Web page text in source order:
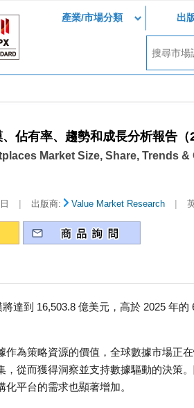
產業/市場分類 出
佔有率、趨勢和成長分析報告（
Market Size, Share, Trends
| 出版商: Value Market Research |
達到 16,503.8 億美元，高於 2025 年
作為策略資源的價值，全球數據市場正
，從而獲得洞察並支持數據驅動的決策
平台的需求也顯著增加。